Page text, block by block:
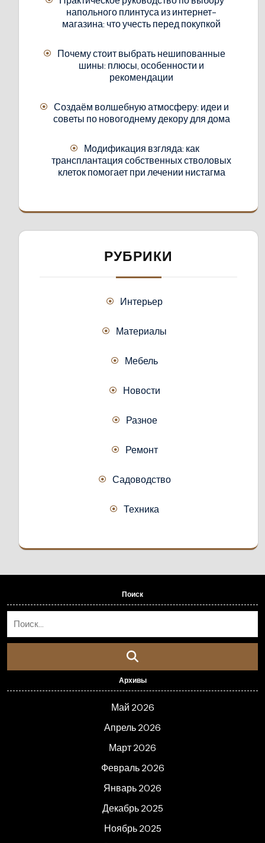
напольного плинтуса из интернет-
магазина: что учесть перед покупкой
Почему стоит выбрать нешипованные
шины: плюсы, особенности и
рекомендации
Создаём волшебную атмосферу: идеи и
советы по новогоднему декору для дома
Модификация взгляда: как
трансплантация собственных стволовых
клеток помогает при лечении нистагма
РУБРИКИ
Интерьер
Материалы
Мебель
Новости
Разное
Ремонт
Садоводство
Техника
Поиск
Архивы
Май 2026
Апрель 2026
Март 2026
Февраль 2026
Январь 2026
Декабрь 2025
Ноябрь 2025